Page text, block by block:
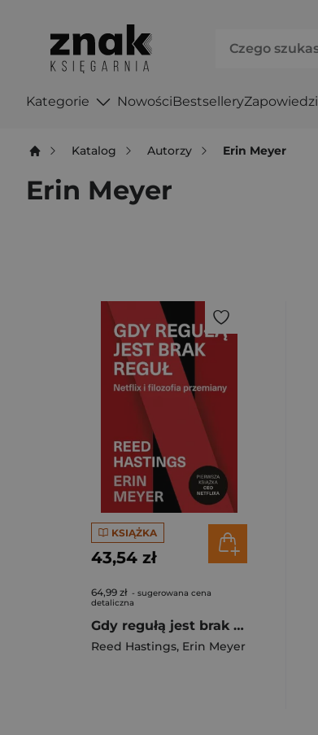
Kategorie NowościBestselleryZapowiedzi
Katalog Autorzy Erin Meyer
Erin Meyer
KSIĄŻKA
43,54 zł
64,99 zł - sugerowana cena
detaliczna
Gdy regułą jest brak reguł. Netflix i filozofia przemiany [wyd. 2, 2021]
Reed Hastings, Erin Meyer